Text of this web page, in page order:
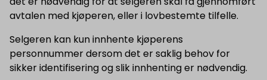
avtalen med kjøperen, eller i lovbestemte tilfelle.
Selgeren kan kun innhente kjøperens
personnummer dersom det er saklig behov for
sikker identifisering og slik innhenting er nødvendig.